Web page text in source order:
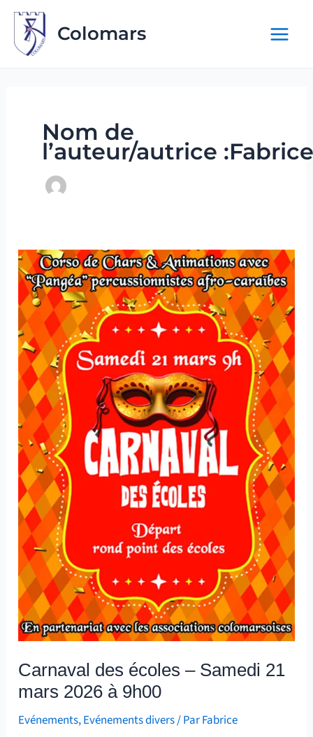
Aller
contenu
Colomars
Nom de
l’auteur/autrice
Carnaval des écoles – Samedi 21
mars 2026 à 9h00
Evénements,Evénements divers/ ParFabrice
Carnaval
des
écoles
–
Samedi
21
mars
2026
à
9h00